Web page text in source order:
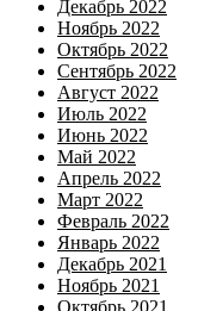
Декабрь 2022
Ноябрь 2022
Октябрь 2022
Сентябрь 2022
Август 2022
Июль 2022
Июнь 2022
Май 2022
Апрель 2022
Март 2022
Февраль 2022
Январь 2022
Декабрь 2021
Ноябрь 2021
Октябрь 2021